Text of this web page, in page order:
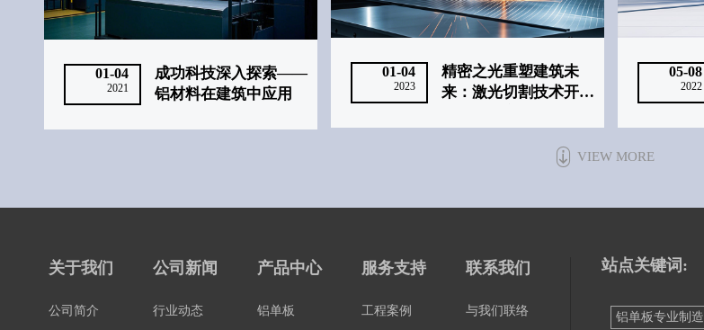
01-04
2021
成功科技深入探索——
铝材料在建筑中应用
01-04
2023
精密之光重塑建筑未
来：激光切割技术开启
智造新纪元 ——成功
05-08
2022
VIEW MORE
关于我们
公司简介
公司新闻
行业动态
产品中心
铝单板
服务支持
工程案例
联系我们
与我们联络
站点关键词:
铝单板专业制